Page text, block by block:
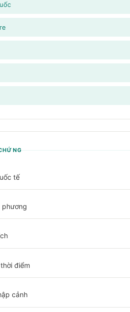
tế
phương
điểm
cảnh